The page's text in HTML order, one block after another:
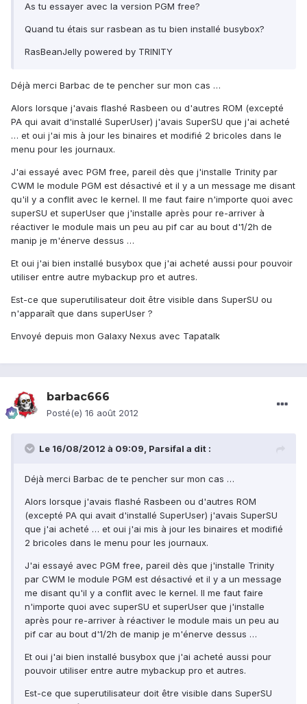
As tu essayer avec la version PGM free?
Quand tu étais sur rasbean as tu bien installé busybox?
RasBeanJelly powered by TRINITY
Déjà merci Barbac de te pencher sur mon cas …
Alors lorsque j'avais flashé Rasbeen ou d'autres ROM (excepté
PA qui avait d'installé SuperUser) j'avais SuperSU que j'ai acheté
… et oui j'ai mis à jour les binaires et modifié 2 bricoles dans le
menu pour les journaux.
J'ai essayé avec PGM free, pareil dès que j'installe Trinity par
CWM le module PGM est désactivé et il y a un message me disant
qu'il y a conflit avec le kernel. Il me faut faire n'importe quoi avec
superSU et superUser que j'installe après pour re-arriver à
réactiver le module mais un peu au pif car au bout d'1/2h de
manip je m'énerve dessus …
Et oui j'ai bien installé busybox que j'ai acheté aussi pour pouvoir
utiliser entre autre mybackup pro et autres.
Est-ce que superutilisateur doit être visible dans SuperSU ou
n'apparaît que dans superUser ?
Envoyé depuis mon Galaxy Nexus avec Tapatalk
barbac666
Posté(e) 16 août 2012
Le 16/08/2012 à 09:09, Parsifal a dit :
Déjà merci Barbac de te pencher sur mon cas …
Alors lorsque j'avais flashé Rasbeen ou d'autres ROM
(excepté PA qui avait d'installé SuperUser) j'avais SuperSU
que j'ai acheté … et oui j'ai mis à jour les binaires et modifié
2 bricoles dans le menu pour les journaux.
J'ai essayé avec PGM free, pareil dès que j'installe Trinity
par CWM le module PGM est désactivé et il y a un message
me disant qu'il y a conflit avec le kernel. Il me faut faire
n'importe quoi avec superSU et superUser que j'installe
après pour re-arriver à réactiver le module mais un peu au
pif car au bout d'1/2h de manip je m'énerve dessus …
Et oui j'ai bien installé busybox que j'ai acheté aussi pour
pouvoir utiliser entre autre mybackup pro et autres.
Est-ce que superutilisateur doit être visible dans SuperSU